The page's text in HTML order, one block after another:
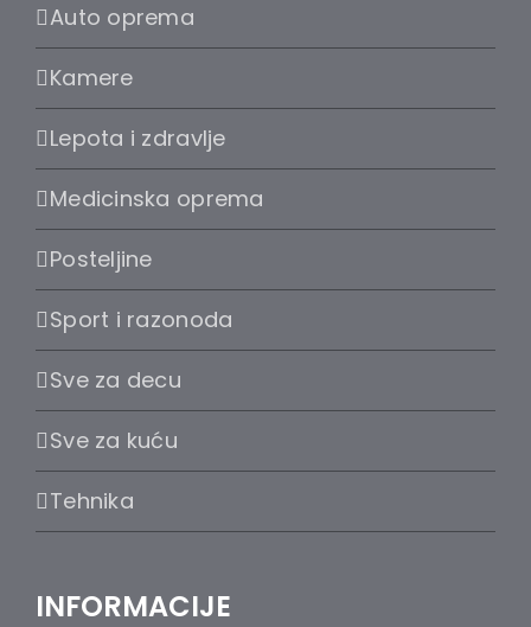
Auto oprema
Kamere
Lepota i zdravlje
Medicinska oprema
Posteljine
Sport i razonoda
Sve za decu
Sve za kuću
Tehnika
INFORMACIJE